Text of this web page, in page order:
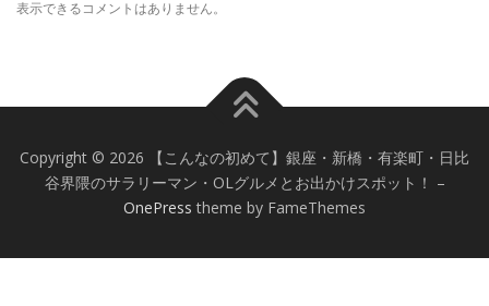
表示できるコメントはありません。
Copyright © 2026 【こんなの初めて】銀座・新橋・有楽町・日比
谷界隈のサラリーマン・OLグルメとお出かけスポット！ –
OnePress theme by FameThemes